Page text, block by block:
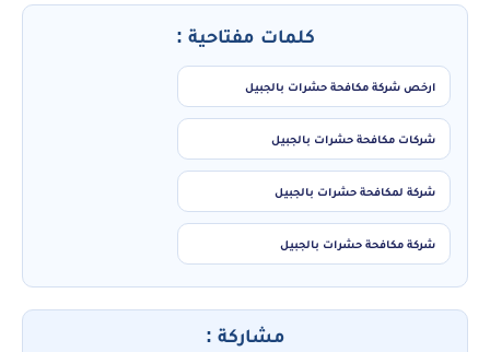
كلمات مفتاحية :
ارخص شركة مكافحة حشرات بالجبيل
شركات مكافحة حشرات بالجبيل
شركة لمكافحة حشرات بالجبيل
شركة مكافحة حشرات بالجبيل
مشاركة :